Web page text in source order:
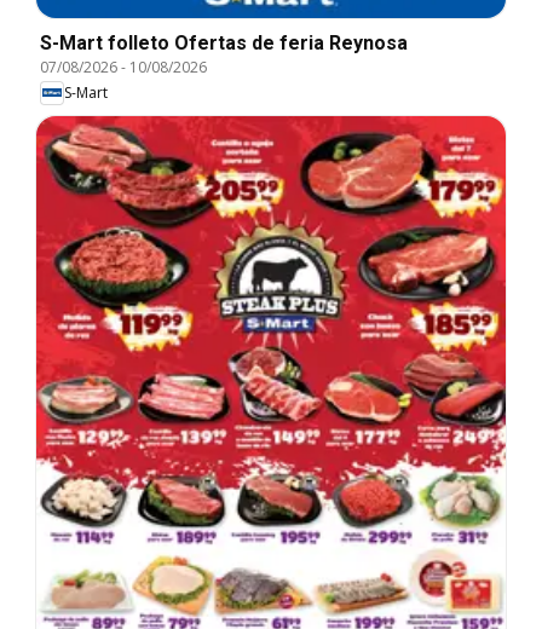
S-Mart folleto Ofertas de feria Reynosa
07/08/2026- 10/08/2026
S-Mart